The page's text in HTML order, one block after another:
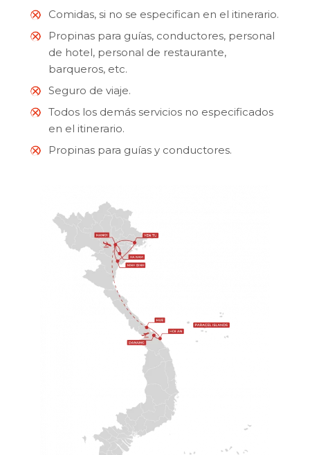
Comidas, si no se especifican en el itinerario.
Propinas para guías, conductores, personal
de hotel, personal de restaurante,
barqueros, etc.
Seguro de viaje.
Todos los demás servicios no especificados
en el itinerario.
Propinas para guías y conductores.